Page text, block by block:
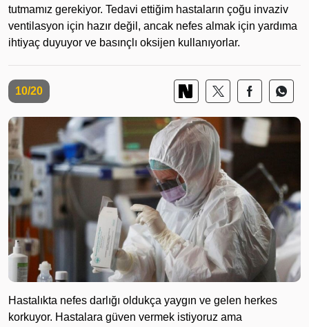
tutmamız gerekiyor. Tedavi ettiğim hastaların çoğu invaziv
ventilasyon için hazır değil, ancak nefes almak için yardıma
ihtiyaç duyuyor ve basınçlı oksijen kullanıyorlar.
10/20
Hastalıkta nefes darlığı oldukça yaygın ve gelen herkes
korkuyor. Hastalara güven vermek istiyoruz ama